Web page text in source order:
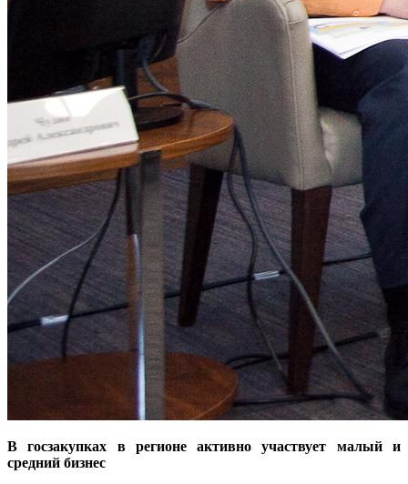
В госзакупках в регионе активно участвует малый и
средний бизнес